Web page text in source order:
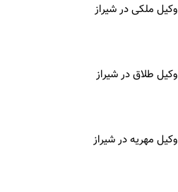
وکیل ملکی در شیراز
وکیل طلاق در شیراز
وکیل مهریه در شیراز